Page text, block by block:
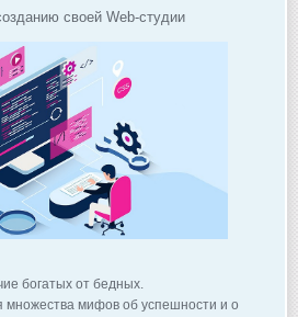
своей Web-студии
богатых от бедных.
множества мифов об успешности и о